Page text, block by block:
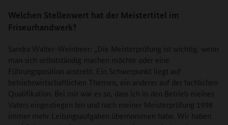
Welchen Stellenwert hat der Meistertitel im
Friseurhandwerk?
Sandra Walter-Weinbeer: „Die Meisterprüfung ist wichtig, wenn
man sich selbstständig machen möchte oder eine
Führungsposition anstrebt. Ein Schwerpunkt liegt auf
betriebswirtschaftlichen Themen, ein anderer auf der fachlichen
Qualifikation. Bei mir war es so, dass ich in den Betrieb meines
Vaters eingestiegen bin und nach meiner Meisterprüfung 1998
immer mehr Leitungsaufgaben übernommen habe. Wir haben